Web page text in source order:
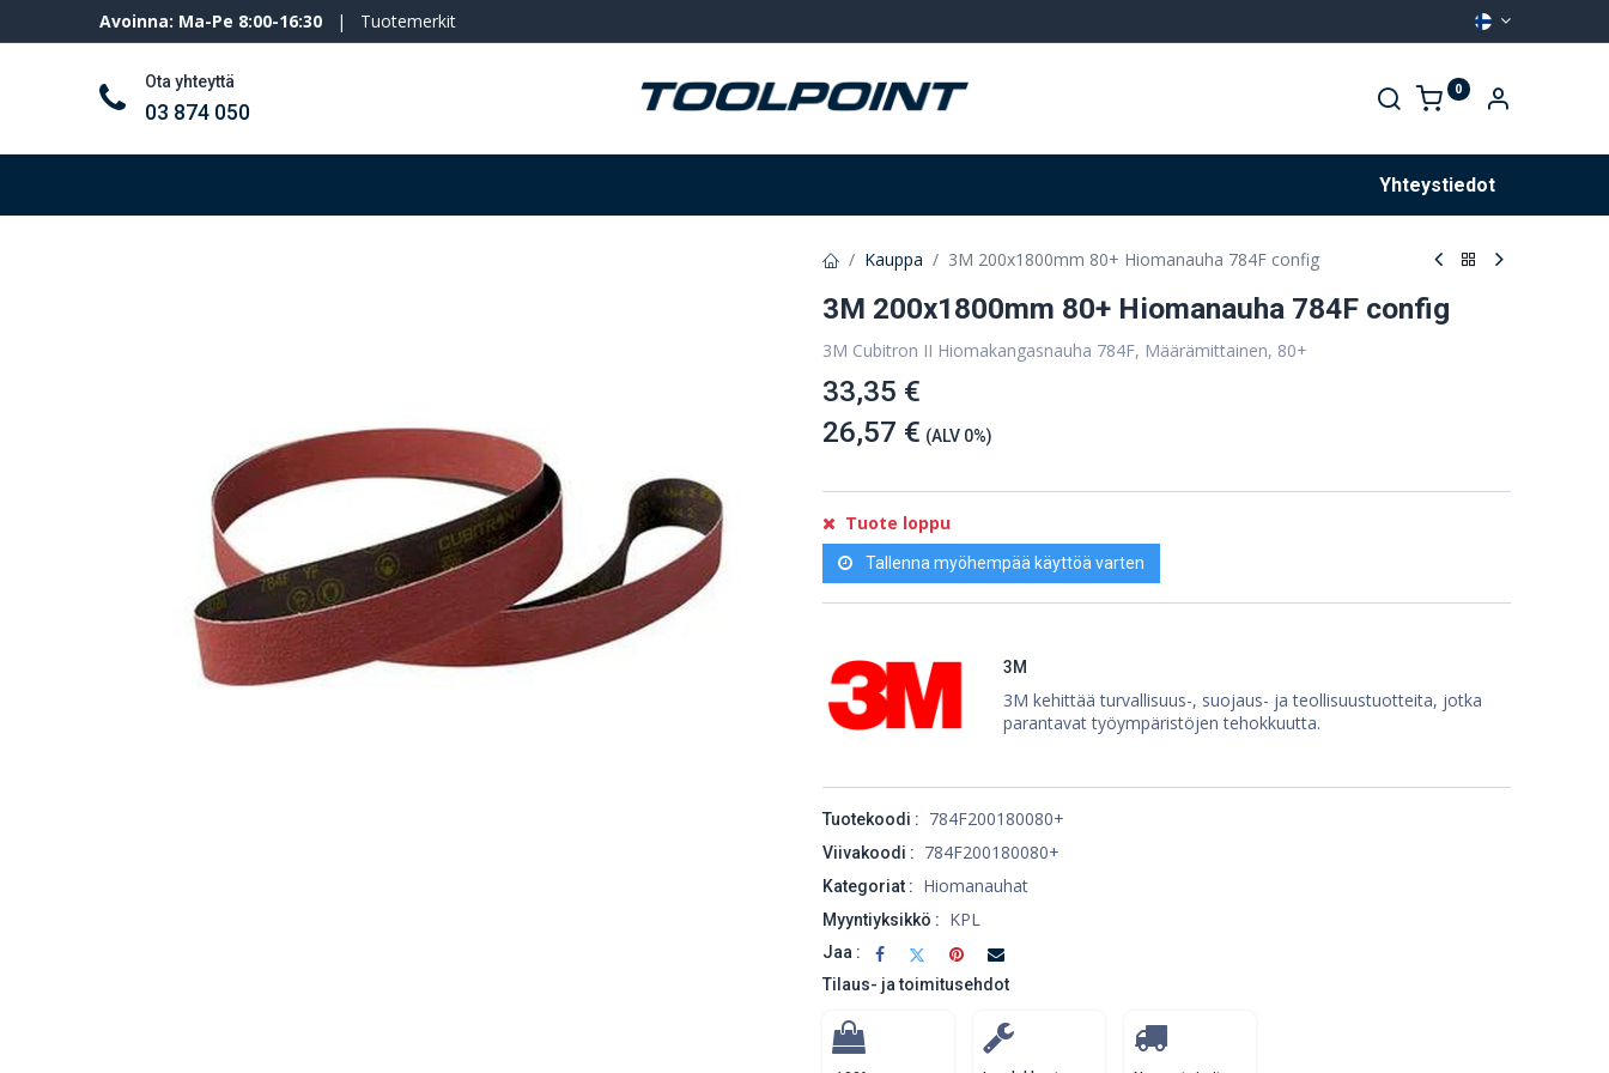
Avoinna: Ma-Pe 8:00-16:30 | Tuotemerkit
Ota yhteyttä
03 874 050
0
Yhteystiedot
Kauppa 3M 200x1800mm 80+ Hiomanauha 784F config
3M 200x1800mm 80+ Hiomanauha 784F config
3M Cubitron II Hiomakangasnauha 784F, Määrämittainen, 80+
33,35 €
26,57 € (ALV 0%)
Tuote loppu
Tallenna myöhempää käyttöä varten
3M
3M kehittää turvallisuus-, suojaus- ja teollisuustuotteita, jotka
parantavat työympäristöjen tehokkuutta.
Tuotekoodi : 784F200180080+
Viivakoodi : 784F200180080+
Kategoriat : Hiomanauhat
Myyntiyksikkö : KPL
Jaa :
Tilaus- ja toimitusehdot